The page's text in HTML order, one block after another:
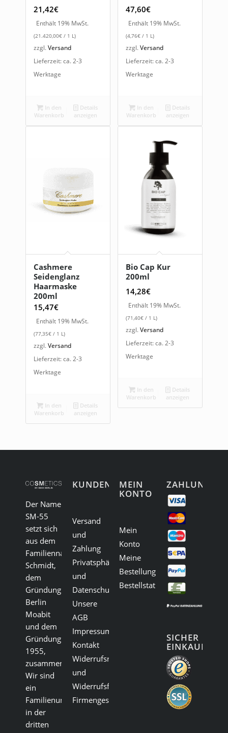
21,42€
Enthält 19% MwSt.
(21.420,00€ / 1 L)
zzgl.Versand
Lieferzeit: ca. 2-3
Werktage
In den
Warenkorb
Details
anzeigen
47,60€
Enthält 19% MwSt.
(4,76€/ 1 L)
zzgl.Versand
Lieferzeit: ca. 2-3
Werktage
In den
Warenkorb
Details
anzeigen
Cashmere
Seidenglanz
Haarmaske
200ml
15,47€
Enthält 19% MwSt.
(77,35€ / 1 L)
zzgl.Versand
Lieferzeit: ca. 2-3
Werktage
In den
Warenkorb
Details
anzeigen
Bio Cap Kur
200ml
14,28€
Enthält 19% MwSt.
(71,40€/ 1 L)
zzgl.Versand
Lieferzeit: ca. 2-3
Werktage
In den
Warenkorb
Details
anzeigen
Der Name
SM-55
setzt sich
aus dem
Familiennamen
Schmidt,
dem
Gründungsort
Berlin
Moabit
und dem
Gründungsjahr
1955,
zusammen.
Wir sind
ein
Familienunternehmen
in der
dritten
KUNDENSERVICE
Versand
und
Zahlung
Privatsphäre
und
Datenschutz
Unsere
AGB
Impressum
Kontakt
Widerrufsrecht
und
Widerrufsformular
Firmengeschichte
MEIN
KONTO
Mein
Konto
Meine
Bestellungen
Bestellstatus
ZAHLUNG
SICHER
EINKAUFEN: